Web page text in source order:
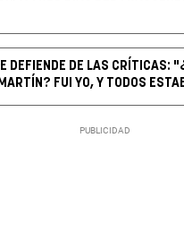
DEFIENDE DE LAS CRÍTICAS:
FUI YO, Y TODOS